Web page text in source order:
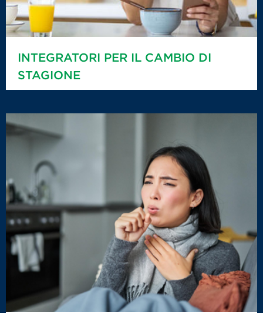
INTEGRATORI PER IL CAMBIO DI
STAGIONE